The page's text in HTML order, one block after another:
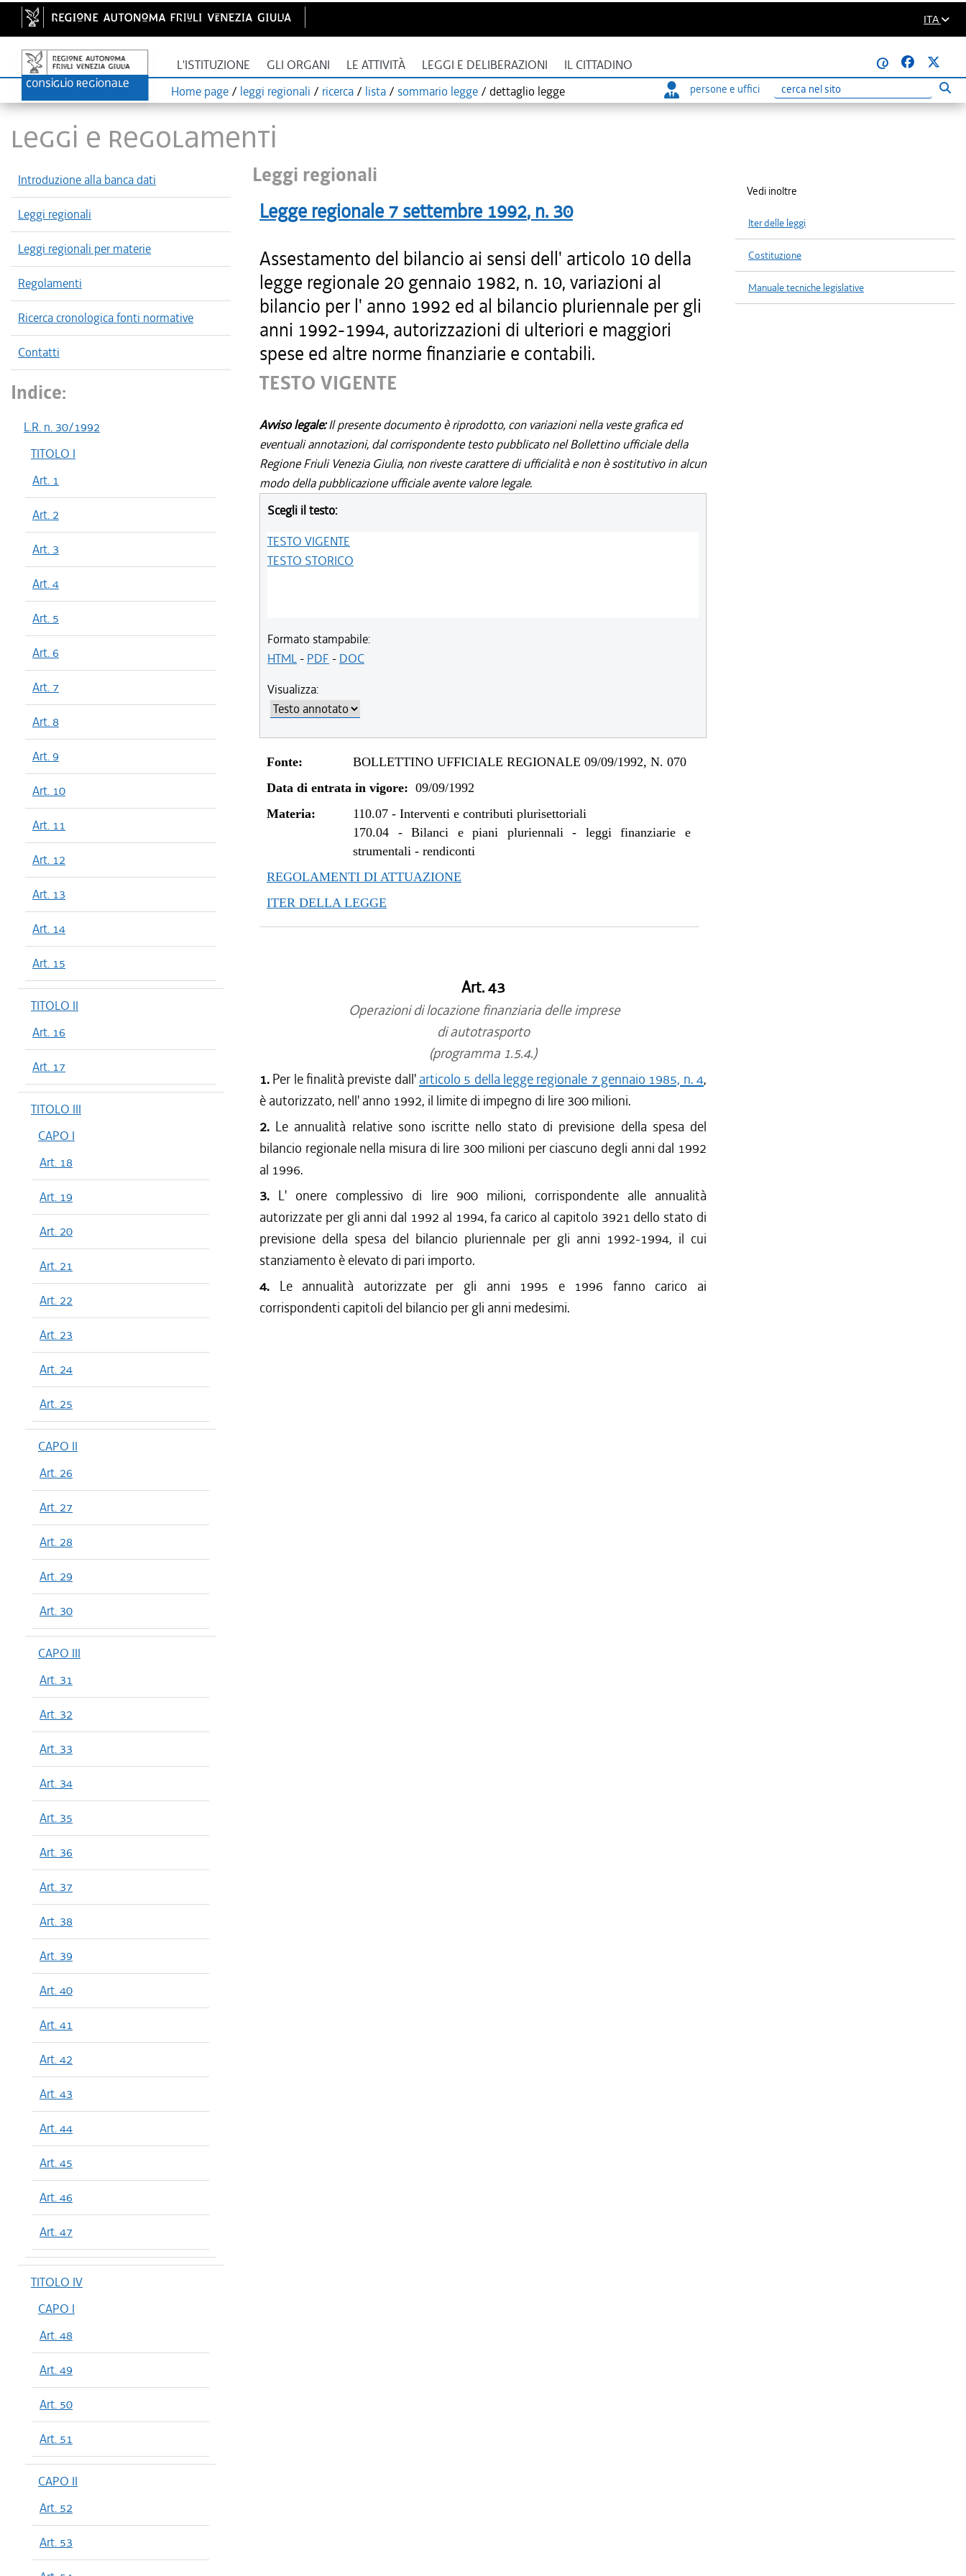
ITA
L'ISTITUZIONE GLI ORGANI LE ATTIVITÀ LEGGI E DELIBERAZIONI IL CITTADINO
@
Home page / leggi regionali / ricerca / lista / sommario legge / dettaglio legge persone e uffici
Ricerca
LEGGI E REGOLAMENTI
Introduzione alla banca dati
Leggi regionali
Leggi regionali per materie
Regolamenti
Ricerca cronologica fonti normative
Contatti
Indice:
L.R. n. 30/1992
TITOLO I
Art. 1
Art. 2
Art. 3
Art. 4
Art. 5
Art. 6
Art. 7
Art. 8
Art. 9
Art. 10
Art. 11
Art. 12
Art. 13
Art. 14
Art. 15
TITOLO II
Art. 16
Art. 17
TITOLO III
CAPO I
Art. 18
Art. 19
Art. 20
Art. 21
Art. 22
Art. 23
Art. 24
Art. 25
CAPO II
Art. 26
Art. 27
Art. 28
Art. 29
Art. 30
CAPO III
Art. 31
Art. 32
Art. 33
Art. 34
Art. 35
Art. 36
Art. 37
Art. 38
Art. 39
Art. 40
Art. 41
Art. 42
Art. 43
Art. 44
Art. 45
Art. 46
Art. 47
TITOLO IV
CAPO I
Art. 48
Art. 49
Art. 50
Art. 51
CAPO II
Art. 52
Art. 53
Leggi regionali
Legge regionale 7 settembre 1992, n. 30
Assestamento del bilancio ai sensi dell' articolo 10 della
legge regionale 20 gennaio 1982, n. 10, variazioni al
bilancio per l' anno 1992 ed al bilancio pluriennale per gli
anni 1992-1994, autorizzazioni di ulteriori e maggiori
spese ed altre norme finanziarie e contabili.
TESTO VIGENTE
Avviso legale:Il presente documento è riprodotto, con variazioni nella veste grafica ed
eventuali annotazioni, dal corrispondente testo pubblicato nel Bollettino ufficiale della
Regione Friuli Venezia Giulia, non riveste carattere di ufficialità e non è sostitutivo in alcun
modo della pubblicazione ufficiale avente valore legale.
Scegli il testo:
TESTO VIGENTE
TESTO STORICO
Formato stampabile:
HTML- PDF - DOC
Visualizza:
Fonte:
BOLLETTINO UFFICIALE REGIONALE 09/09/1992, N. 070
Data di entrata in vigore: 09/09/1992
Materia:
110.07 -Interventi e contributi plurisettoriali
170.04 -Bilanci e piani pluriennali - leggi finanziarie e
strumentali - rendiconti
REGOLAMENTI DI ATTUAZIONE
ITER DELLA LEGGE
Art. 43
Operazioni di locazione finanziaria delle imprese
di autotrasporto
(programma 1.5.4.)
1. Per le finalità previste dall' articolo 5 della legge regionale 7 gennaio 1985, n. 4,
è autorizzato, nell' anno 1992, il limite di impegno di lire 300 milioni.
2. Le annualità relative sono iscritte nello stato di previsione della spesa del
bilancio regionale nella misura di lire 300 milioni per ciascuno degli anni dal 1992
al 1996.
3. L' onere complessivo di lire 900 milioni, corrispondente alle annualità
autorizzate per gli anni dal 1992 al 1994, fa carico al capitolo 3921 dello stato di
previsione della spesa del bilancio pluriennale per gli anni 1992-1994, il cui
stanziamento è elevato di pari importo.
4. Le annualità autorizzate per gli anni 1995 e 1996 fanno carico ai
corrispondenti capitoli del bilancio per gli anni medesimi.
Vedi inoltre
Iter delle leggi
Costituzione
Manuale tecniche legislative